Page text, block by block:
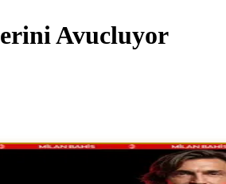
Avucluyor